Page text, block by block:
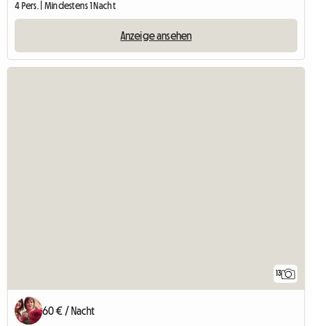
4 Pers. | Mindestens 1 Nacht
Anzeige ansehen
13
60 € / Nacht